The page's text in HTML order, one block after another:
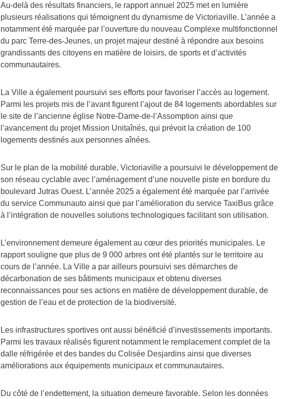
Au-delà des résultats financiers, le rapport annuel 2025 met en lumière
plusieurs réalisations qui témoignent du dynamisme de Victoriaville. L’année a
notamment été marquée par l’ouverture du nouveau Complexe multifonctionnel
du parc Terre-des-Jeunes, un projet majeur destiné à répondre aux besoins
grandissants des citoyens en matière de loisirs, de sports et d’activités
communautaires.
La Ville a également poursuivi ses efforts pour favoriser l’accès au logement.
Parmi les projets mis de l’avant figurent l’ajout de 84 logements abordables sur
le site de l’ancienne église Notre-Dame-de-l’Assomption ainsi que
l’avancement du projet Mission Unitaînés, qui prévoit la création de 100
logements destinés aux personnes aînées.
Sur le plan de la mobilité durable, Victoriaville a poursuivi le développement de
son réseau cyclable avec l’aménagement d’une nouvelle piste en bordure du
boulevard Jutras Ouest. L’année 2025 a également été marquée par l’arrivée
du service Communauto ainsi que par l’amélioration du service TaxiBus grâce
à l’intégration de nouvelles solutions technologiques facilitant son utilisation.
L’environnement demeure également au cœur des priorités municipales. Le
rapport souligne que plus de 9 000 arbres ont été plantés sur le territoire au
cours de l’année. La Ville a par ailleurs poursuivi ses démarches de
décarbonation de ses bâtiments municipaux et obtenu diverses
reconnaissances pour ses actions en matière de développement durable, de
gestion de l’eau et de protection de la biodiversité.
Les infrastructures sportives ont aussi bénéficié d’investissements importants.
Parmi les travaux réalisés figurent notamment le remplacement complet de la
dalle réfrigérée et des bandes du Colisée Desjardins ainsi que diverses
améliorations aux équipements municipaux et communautaires.
Du côté de l’endettement, la situation demeure favorable. Selon les données